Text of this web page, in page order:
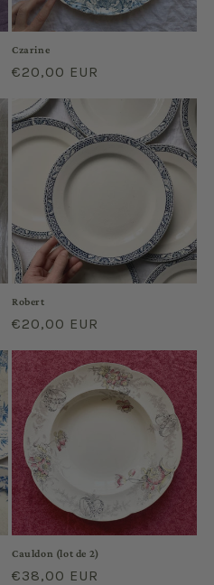
Czarine
Regular
€20,00 EUR
Robert
Regular
€20,00 EUR
Cauldon (lot de 2)
Regular
€38,00 EUR